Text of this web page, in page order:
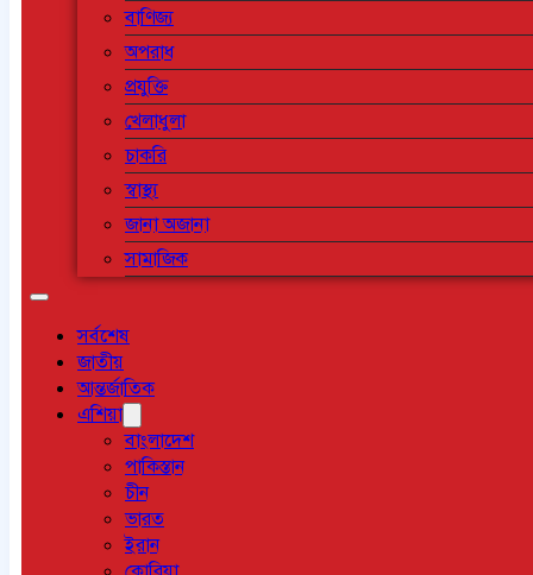
বাণিজ্য
অপরাধ
প্রযুক্তি
খেলাধুলা
চাকরি
স্বাস্থ্য
জানা অজানা
সামাজিক
সর্বশেষ
জাতীয়
আন্তর্জাতিক
এশিয়া
বাংলাদেশ
পাকিস্তান
চীন
ভারত
ইরান